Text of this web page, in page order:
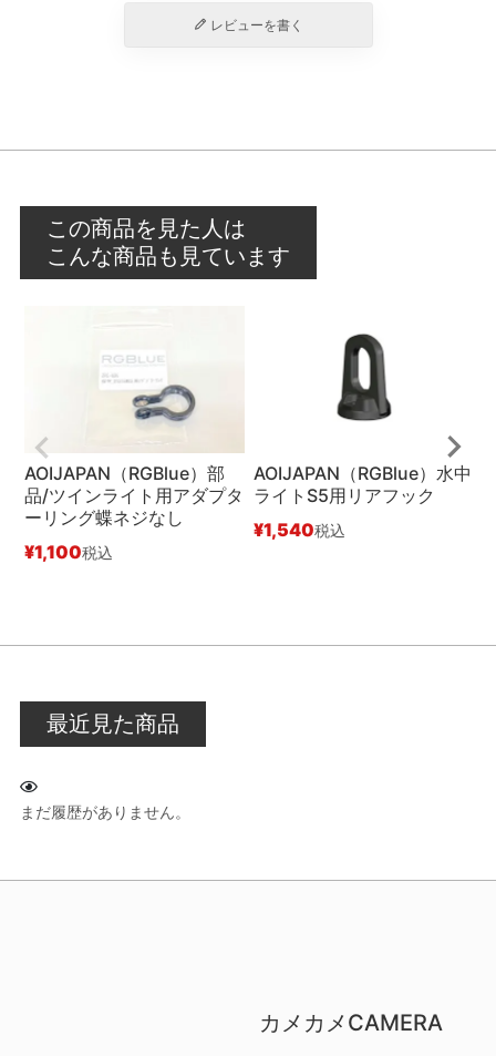
レビューを書く
この商品を見た人は
こんな商品も見ています
AOIJAPAN（RGBlue）部
品/ツインライト用アダプタ
ーリング蝶ネジなし
¥1,100税込
AOIJAPAN（RGBlue）水中
ライトS5用リアフック
¥1,540税込
最近見た商品
まだ履歴がありません。
カメカメCAMERA